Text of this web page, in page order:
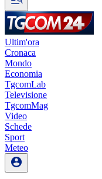
Ultim'ora
Cronaca
Mondo
Economia
TgcomLab
Televisione
TgcomMag
Video
Schede
Sport
Meteo